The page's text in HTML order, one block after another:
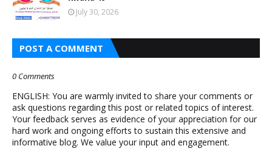
July 30, 2026
POST A COMMENT
0 Comments
ENGLISH: You are warmly invited to share your comments or
ask questions regarding this post or related topics of interest.
Your feedback serves as evidence of your appreciation for our
hard work and ongoing efforts to sustain this extensive and
informative blog. We value your input and engagement.